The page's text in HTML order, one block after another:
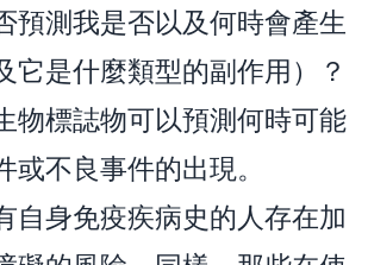
預測我是否以及何時會產生
它是什麼類型的副作用）？
物標誌物可以預測何時可能
或不良事件的出現。
自身免疫疾病史的人存在加